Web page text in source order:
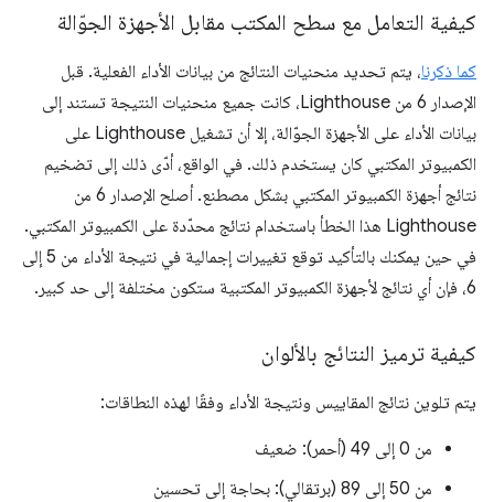
كيفية التعامل مع سطح المكتب مقابل الأجهزة الجوّالة
كما ذكرنا، يتم تحديد منحنيات النتائج من بيانات الأداء الفعلية. قبل
الإصدار 6 من Lighthouse، كانت جميع منحنيات النتيجة تستند إلى
بيانات الأداء على الأجهزة الجوّالة، إلا أن تشغيل Lighthouse على
الكمبيوتر المكتبي كان يستخدم ذلك. في الواقع، أدّى ذلك إلى تضخيم
نتائج أجهزة الكمبيوتر المكتبي بشكل مصطنع. أصلح الإصدار 6 من
Lighthouse هذا الخطأ باستخدام نتائج محدّدة على الكمبيوتر المكتبي.
في حين يمكنك بالتأكيد توقع تغييرات إجمالية في نتيجة الأداء من 5 إلى
6، فإن أي نتائج لأجهزة الكمبيوتر المكتبية ستكون مختلفة إلى حد كبير.
كيفية ترميز النتائج بالألوان
يتم تلوين نتائج المقاييس ونتيجة الأداء وفقًا لهذه النطاقات:
من 0 إلى 49 (أحمر): ضعيف
من 50 إلى 89 (برتقالي): بحاجة إلى تحسين